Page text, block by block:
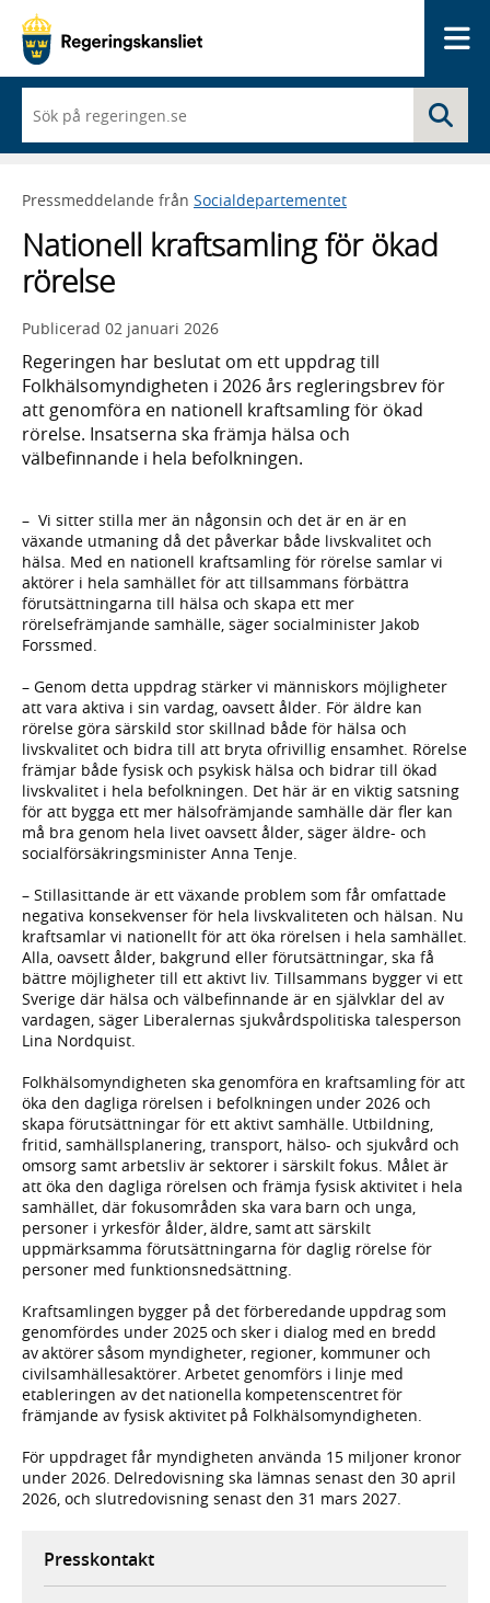
du
börjar
skriva
framträder
lista
med
sökförslag
Pressmeddelande från Socialdepartementet
Nationell kraftsamling för ökad
rörelse
Publicerad 02 januari 2026
Regeringen har beslutat om ett uppdrag till
Folkhälsomyndigheten i 2026 års regleringsbrev för
att genomföra en nationell kraftsamling för ökad
rörelse. Insatserna ska främja hälsa och
välbefinnande i hela befolkningen.
– Vi sitter stilla mer än någonsin och det är en är en
växande utmaning då det påverkar både livskvalitet och
hälsa. Med en nationell kraftsamling för rörelse samlar vi
aktörer i hela samhället för att tillsammans förbättra
förutsättningarna till hälsa och skapa ett mer
rörelsefrämjande samhälle, säger socialminister Jakob
Forssmed.
– Genom detta uppdrag stärker vi människors möjligheter
att vara aktiva i sin vardag, oavsett ålder. För äldre kan
rörelse göra särskild stor skillnad både för hälsa och
livskvalitet och bidra till att bryta ofrivillig ensamhet. Rörelse
främjar både fysisk och psykisk hälsa och bidrar till ökad
livskvalitet i hela befolkningen. Det här är en viktig satsning
för att bygga ett mer hälsofrämjande samhälle där fler kan
må bra genom hela livet oavsett ålder, säger äldre- och
socialförsäkringsminister Anna Tenje.
– Stillasittande är ett växande problem som får omfattade
negativa konsekvenser för hela livskvaliteten och hälsan. Nu
kraftsamlar vi nationellt för att öka rörelsen i hela samhället.
Alla, oavsett ålder, bakgrund eller förutsättningar, ska få
bättre möjligheter till ett aktivt liv. Tillsammans bygger vi ett
Sverige där hälsa och välbefinnande är en självklar del av
vardagen, säger Liberalernas sjukvårdspolitiska talesperson
Lina Nordquist.
Folkhälsomyndigheten ska genomföra en kraftsamling för att
öka den dagliga rörelsen i befolkningen under 2026 och
skapa förutsättningar för ett aktivt samhälle. Utbildning,
fritid, samhällsplanering, transport, hälso- och sjukvård och
omsorg samt arbetsliv är sektorer i särskilt fokus. Målet är
att öka den dagliga rörelsen och främja fysisk aktivitet i hela
samhället, där fokusområden ska vara barn och unga,
personer i yrkesför ålder, äldre, samt att särskilt
uppmärksamma förutsättningarna för daglig rörelse för
personer med funktionsnedsättning.
Kraftsamlingen bygger på det förberedande uppdrag som
genomfördes under 2025 och sker i dialog med en bredd
av aktörer såsom myndigheter, regioner, kommuner och
civilsamhällesaktörer. Arbetet genomförs i linje med
etableringen av det nationella kompetenscentret för
främjande av fysisk aktivitet på Folkhälsomyndigheten.
För uppdraget får myndigheten använda 15 miljoner kronor
under 2026. Delredovisning ska lämnas senast den 30 april
2026, och slutredovisning senast den 31 mars 2027.
Presskontakt